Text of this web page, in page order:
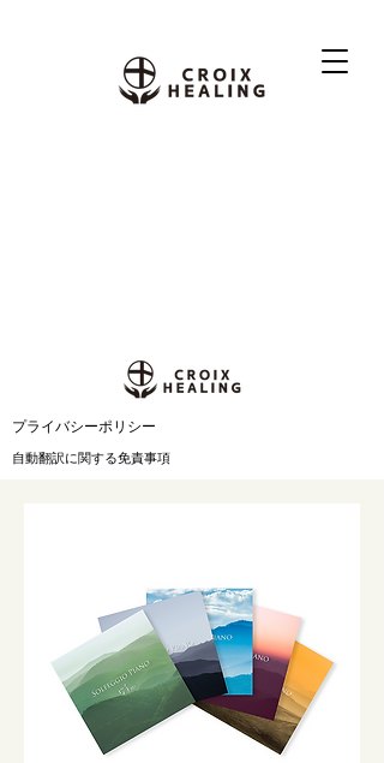
​プライバシーポリシー
自動翻訳に関する免責事項